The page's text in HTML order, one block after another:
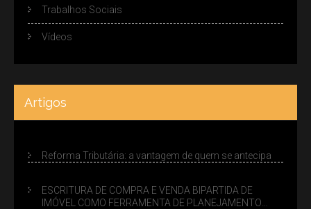
Trabalhos Sociais
Vídeos
Artigos
Reforma Tributária: a vantagem de quem se antecipa
ESCRITURA DE COMPRA E VENDA BIPARTIDA DE
IMÓVEL COMO FERRAMENTA DE PLANEJAMENTO